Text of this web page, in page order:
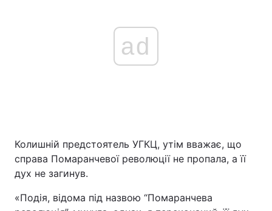
ad
Колишній предстоятель УГКЦ, утім вважає, що
справа Помаранчевої революції не пропала, а її
дух не загинув.
«Подія, відома під назвою “Помаранчева